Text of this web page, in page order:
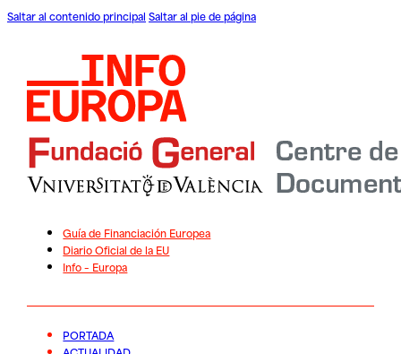
Saltar al contenido principal Saltar al pie de página
Guía de Financiación Europea
Diario Oficial de la EU
Info – Europa
PORTADA